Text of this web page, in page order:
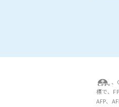
、
標で、
AFP、